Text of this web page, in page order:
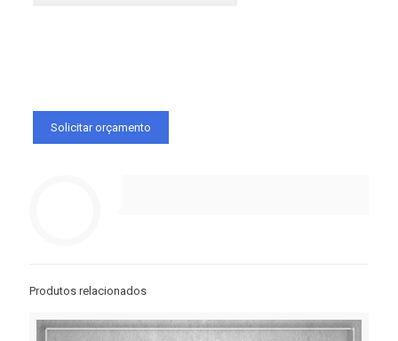
Produtos relacionados